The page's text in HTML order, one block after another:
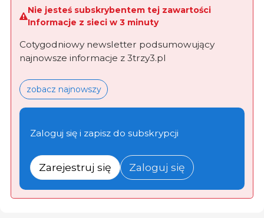
Nie jesteś subskrybentem tej zawartości
Informacje z sieci w 3 minuty
Cotygodniowy newsletter podsumowujący
najnowsze informacje z 3trzy3.pl
zobacz najnowszy
Zaloguj się i zapisz do subskrypcji
Zarejestruj się Zaloguj się